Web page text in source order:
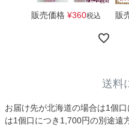
販売価格 ¥360税込 販
送料
お届け先が北海道の場合は1個
は1個口につき1,700円の別途遠